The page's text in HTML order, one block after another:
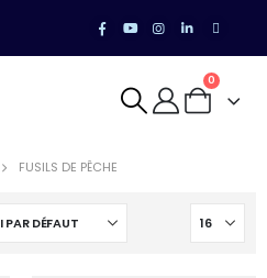
0
FUSILS DE PÊCHE